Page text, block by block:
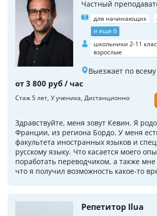
Частный
для начинающих
и еще 6
школьники 2-11
взрослые
Выезжает по
от 3 800 руб / час
Стаж 5 лет У ученика Дистанционно
Здравствуйте, меня зовут Кевин. Я
Франции, из региона Бордо. У меня
факультета иностранных языков и
русскому языку. Что касается моего
поработать переводчиком, а также мне
что я получил возможность какое-то
Репетитор Ilua